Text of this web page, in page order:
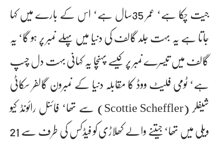
جیت چکا ہے‘ عمر 35سال ہے‘ اس کے بارے میں کہا
جاتا ہے یہ بہت جلد گالف کی دنیا میں پہلے نمبر پر ہو گا‘ یہ
گالف میں تیسرے نمبر پر کیسے پہنچا یہ کہانی بہت دل چسپ
ہے‘ ٹومی فلیٹ ووڈ کا مقابلہ دنیا کے نمبرون گالفر سکاٹی
شیفلر (Scottie Scheffler) سے تھا‘ فائنل رائونڈ کیو
ویلی میں تھا‘ جیتنے والے کھلاڑی کو فیڈکس کی طرف سے 21